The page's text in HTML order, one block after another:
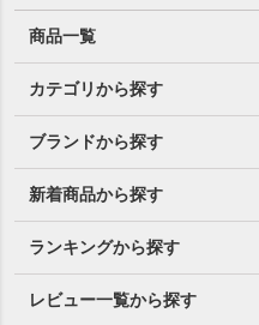
商品一覧
カテゴリから探す
ブランドから探す
新着商品から探す
ランキングから探す
レビュー一覧から探す